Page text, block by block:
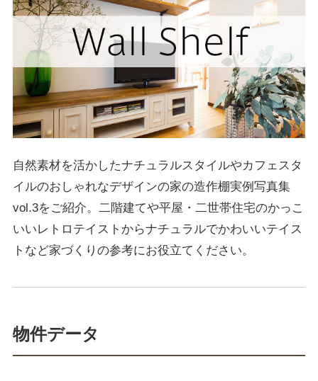
自然素材を活かしたナチュラルスタイルやカフェスタ
イルのおしゃれなデザインの家の造作棚実例写真集
vol.3をご紹介。二階建てや平屋・二世帯住宅のかっこ
いいレトロテイストからナチュラルでかわいいテイス
トなど家づくりの参考にお役立てください。
物件データ